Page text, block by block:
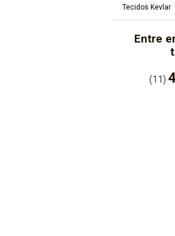
Tecidos Kevlar
Entre
(11)